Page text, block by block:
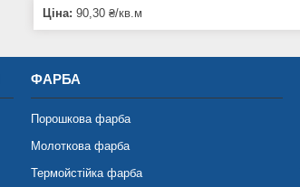
Ціна: 90,30 ₴/кв.м
ФАРБА
Порошкова фарба
Молоткова фарба
Термойстійка фарба